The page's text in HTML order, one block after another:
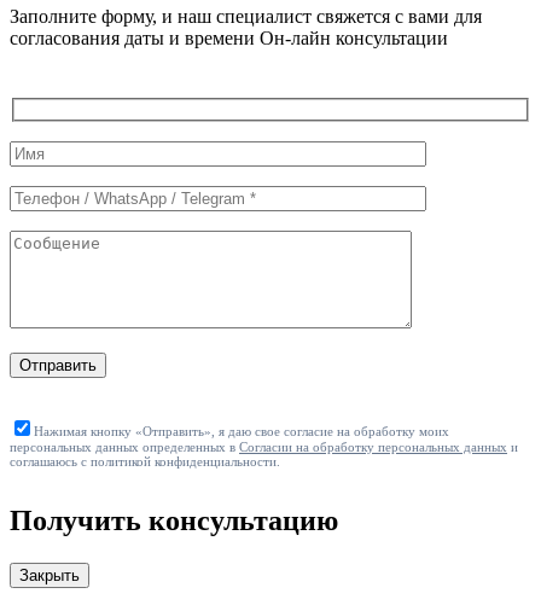
Заполните форму, и наш специалист свяжется с вами для
согласования даты и времени Он-лайн консультации
Служебные
поля
формы
Отправить
Нажимая кнопку «Отправить», я даю свое согласие на обработку моих
персональных данных определенных в Согласии на обработку персональных данных и
соглашаюсь с политикой конфиденциальности.
Получить консультацию
Закрыть